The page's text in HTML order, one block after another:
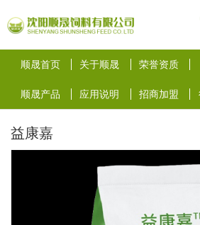
顺晟首页 关于顺晟 荣誉资质
顺晟产品 应用说明 招商加盟
益康嘉